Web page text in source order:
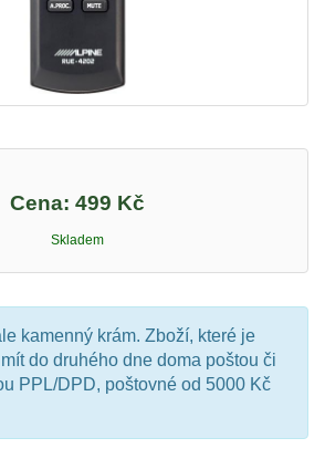
Cena: 499 Kč
Skladem
kamenný krám. Zboží, které je
do druhého dne doma poštou či
PPL/DPD, poštovné od 5000 Kč